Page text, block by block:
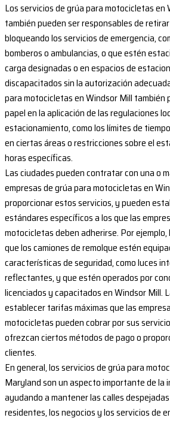
Los servicios de grúa para motocicletas en
también pueden ser responsables de
bloqueando los servicios de emergencia,
bomberos o ambulancias, o que estén
carga designadas o en espacios de
discapacitados sin la autorización
para motocicletas en Windsor Mill también
papel en la aplicación de las regulaciones
estacionamiento, como los límites de
en ciertas áreas o restricciones sobre el
horas específicas.
Las ciudades pueden contratar con una o
empresas de grúa para motocicletas en
proporcionar estos servicios, y pueden
estándares específicos a los que las
motocicletas deben adherirse. Por
que los camiones de remolque estén
características de seguridad, como luces
reflectantes, y que estén operados por
licenciados y capacitados en Windsor Mill.
establecer tarifas máximas que las
motocicletas pueden cobrar por sus
ofrezcan ciertos métodos de pago o
clientes.
En general, los servicios de grúa para
Maryland son un aspecto importante de
ayudando a mantener las calles
residentes, los negocios y los servicios de